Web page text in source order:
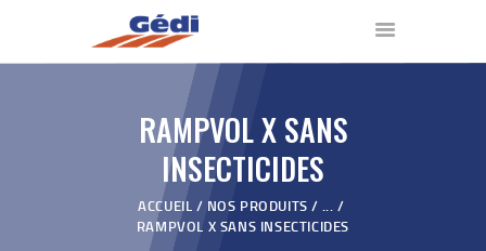
RAMPVOL X SANS
INSECTICIDES
ACCUEIL NOS PRODUITS
...
RAMPVOL X SANS INSECTICIDES
ACCUEIL
NOS PRODUITS
QUI SOMMES NOUS ?
VIDÉOS